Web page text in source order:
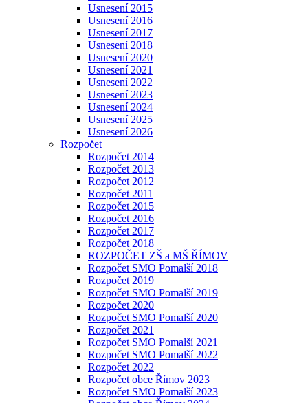
Usnesení 2015
Usnesení 2016
Usnesení 2017
Usnesení 2018
Usnesení 2020
Usnesení 2021
Usnesení 2022
Usnesení 2023
Usnesení 2024
Usnesení 2025
Usnesení 2026
Rozpočet
Rozpočet 2014
Rozpočet 2013
Rozpočet 2012
Rozpočet 2011
Rozpočet 2015
Rozpočet 2016
Rozpočet 2017
Rozpočet 2018
ROZPOČET ZŠ a MŠ ŘÍMOV
Rozpočet SMO Pomalší 2018
Rozpočet 2019
Rozpočet SMO Pomalší 2019
Rozpočet 2020
Rozpočet SMO Pomalší 2020
Rozpočet 2021
Rozpočet SMO Pomalší 2021
Rozpočet SMO Pomalší 2022
Rozpočet 2022
Rozpočet obce Římov 2023
Rozpočet SMO Pomalší 2023